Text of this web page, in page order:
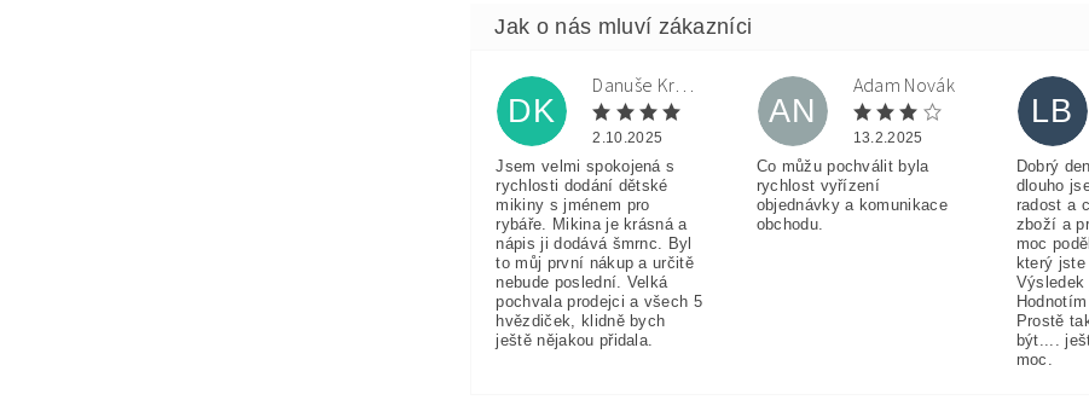
DK
Danuše Krulová
2.10.2025
Jsem velmi spokojená s
rychlosti dodání dětské
mikiny s jménem pro
rybáře. Mikina je krásná a
nápis ji dodává šmrnc. Byl
to můj první nákup a určitě
nebude poslední. Velká
pochvala prodejci a všech 5
hvězdiček, klidně bych
ještě nějakou přidala.
AN
Adam Novák
13.2.2025
Co můžu pochválit byla
rychlost vyřízení
objednávky a komunikace
obchodu.
LB
Dobrý
dlouho
radost a
zboží a
moc
který jste
Výsledek
Prostě
být....
moc.